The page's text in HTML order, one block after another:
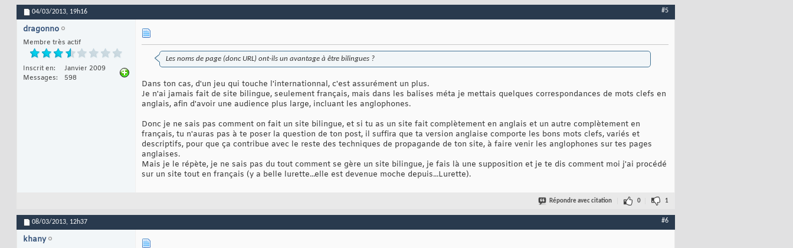
04/03/2013, 19h16 #5
dragonno
Membre très actif
Inscrit en
Janvier 2009
Messages
598
Les noms de page (donc URL) ont-ils un avantage à être bilingues ?
Dans ton cas, d'un jeu qui touche l'internationnal, c'est assurément un plus.
Je n'ai jamais fait de site bilingue, seulement français, mais dans les balises méta je mettais quelques correspondances de mots clefs en
anglais, afin d'avoir une audience plus large, incluant les anglophones.
Donc je ne sais pas comment on fait un site bilingue, et si tu as un site fait complètement en anglais et un autre complètement en
français, tu n'auras pas à te poser la question de ton post, il suffira que ta version anglaise comporte les bons mots clefs, variés et
descriptifs, pour que ça contribue avec le reste des techniques de propagande de ton site, à faire venir les anglophones sur tes pages
anglaises.
Mais je le répète, je ne sais pas du tout comment se gère un site bilingue, je fais là une supposition et je te dis comment moi j'ai procédé
sur un site tout en français (y a belle lurette...elle est devenue moche depuis...Lurette).
Répondre avec citation 0 1
08/03/2013, 12h37 #6
khany